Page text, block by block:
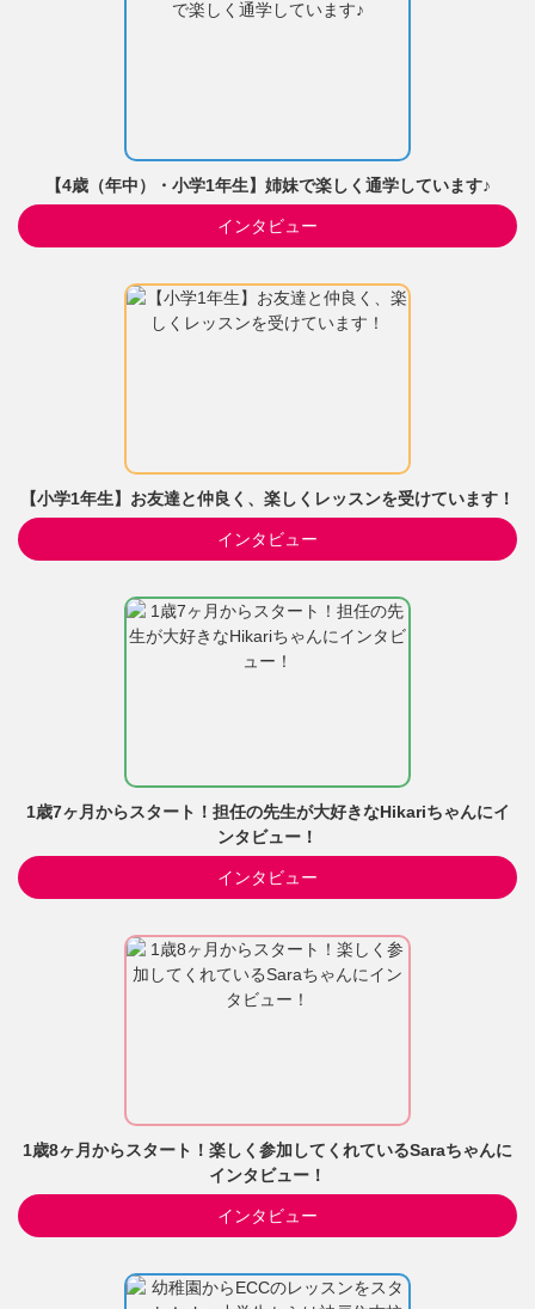
【4歳（年中）・小学1年生】姉妹で楽しく通学しています♪
インタビュー
【小学1年生】お友達と仲良く、楽しくレッスンを受けています！
インタビュー
1歳7ヶ月からスタート！担任の先生が大好きなHikariちゃんにイ
ンタビュー！
インタビュー
1歳8ヶ月からスタート！楽しく参加してくれているSaraちゃんに
インタビュー！
インタビュー